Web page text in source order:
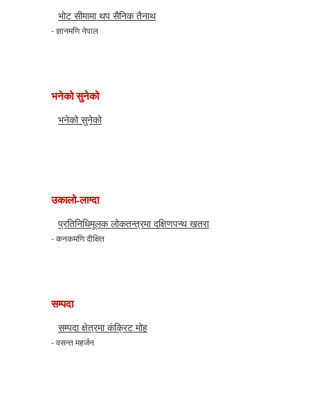
भोट सीमामा थप सैनिक तैनाथ
- ज्ञानमणि नेपाल
भनेको सुनेको
भनेको सुनेको
उकालो-लाग्दा
प्रतिनिधिमूलक लोकतन्त्रमा दक्षिणपन्थ खतरा
- कनकमणि दीक्षित
सम्पदा
सम्पदा क्षेत्रमा कंक्रिट मोह
- वसन्त महर्जन